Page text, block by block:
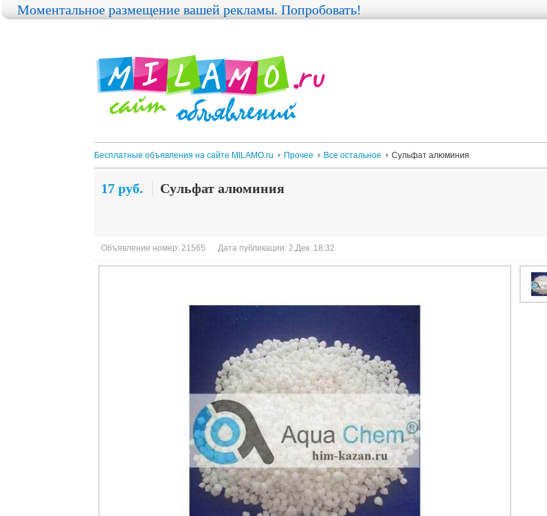
Бесплатные объявления на сайте MILAMO.ru Прочее Все остальное Сульфат алюминия
17 руб. Сульфат алюминия
Объявление номер: 21565 Дата публикации: 2.Дек. 18:32
Моментальное размещение вашей рекламы. Попробовать!